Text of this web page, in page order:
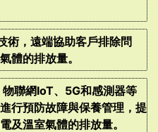
術，遠端協助客戶排除問
體的排放量。
聯網IoT、5G和感測器等
行預防故障與保養管理，提
及溫室氣體的排放量。